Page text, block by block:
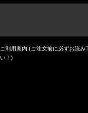
ご利用案内 (ご注文前に必ずお読み
い！)